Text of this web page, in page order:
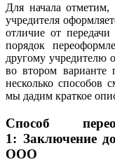
Для начала
учредителя
отличие от
порядок
другому учредителю
во втором варианте
несколько способов
мы дадим краткое
Способ
1: Заключение
ООО